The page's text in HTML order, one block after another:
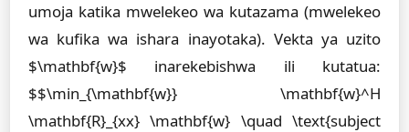
umoja katika mwelekeo wa kutazama (mwelekeo
wa kufika wa ishara inayotaka). Vekta ya uzito
$\mathbf{w}$ inarekebishwa ili kutatua:
$$\min_{\mathbf{w}} \mathbf{w}^H
\mathbf{R}_{xx} \mathbf{w} \quad \text{subject